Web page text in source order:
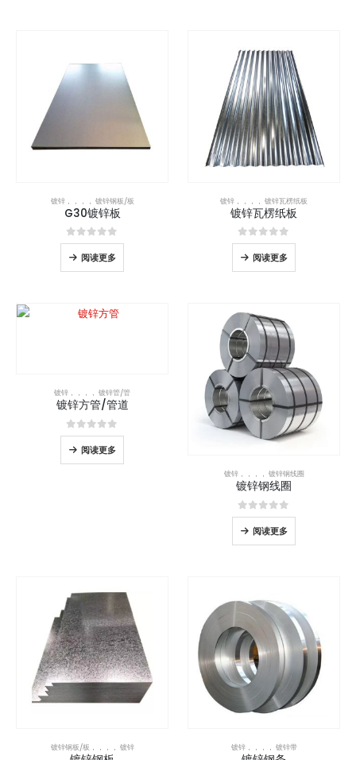
镀锌，，，， 镀锌钢板/板
G30镀锌板
05分
阅读更多
镀锌 镀锌瓦楞纸板
镀锌瓦楞纸板
05分
阅读更多
镀锌 ，，，， 镀锌管/管
镀锌方管/管道
05分
阅读更多
镀锌，，，， 镀锌钢线圈
镀锌钢线圈
05分
阅读更多
镀锌钢板/板 ，，，， 镀锌 镀锌，，，， 镀锌带